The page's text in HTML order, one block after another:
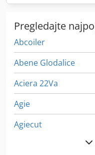
Pregledajte
Abcoiler
Abene Glodalice
Aciera 22Va
Agie
Agiecut